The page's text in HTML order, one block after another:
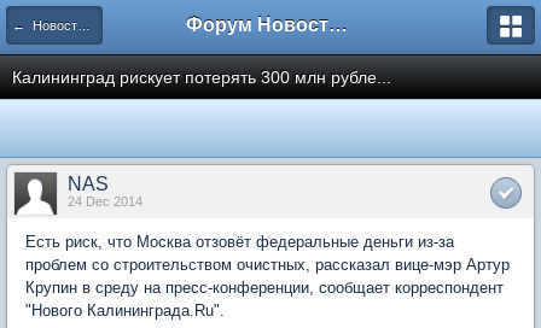
← Новости рынка недвижимости Форум Новостройки
Калининград рискует потерять 300 млн рубле...
NAS
24 Dec 2014
Есть риск, что Москва отзовёт федеральные деньги из-за
проблем со строительством очистных, рассказал вице-мэр Артур
Крупин в среду на пресс-конференции, сообщает корреспондент
"Нового Калининграда.Ru".